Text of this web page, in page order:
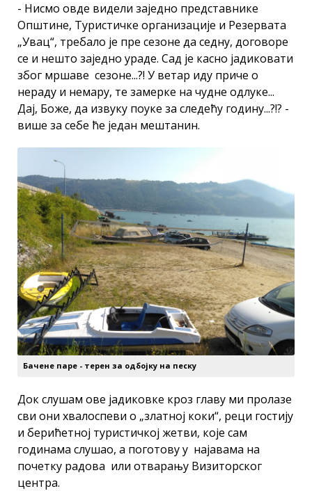
- Нисмо овде видели заједно представнике
Општине, Туристичке организације и Резервата
„Увац“, требало је пре сезоне да седну, договоре
се и нешто заједно ураде. Сад је касно јадиковати
због мршаве сезоне...?! У ветар иду приче о
нераду и немару, те замерке на чудне одлуке...
Дај, Боже, да извуку поуке за следећу годину...?!? -
више за себе ће један мештанин.
Бачене паре - терен за одбојку на песку
Док слушам ове јадиковке кроз главу ми пролазе
сви они хвалоспеви о „златној коки“, реци гостију
и берићетној туристичкој жетви, које сам
годинама слушао, а поготову у најавама на
почетку радова или отварању Визиторског
центра.